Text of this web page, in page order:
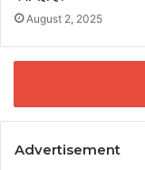
August 2, 2025
Advertisement